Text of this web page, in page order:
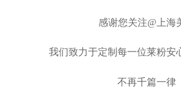
感谢您关注@上海
我们致力于定制每一位莱粉安
不再千篇一律